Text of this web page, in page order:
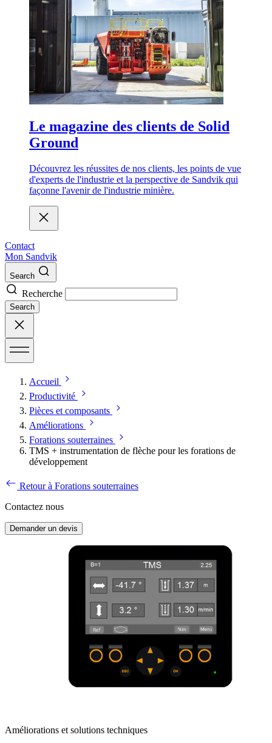
Le magazine des clients de Solid
Ground
Découvrez les réussites de nos clients, les points de vue
d'experts de l'industrie et la perspective de Sandvik qui
façonne l'avenir de l'industrie minière.
Contact
Mon Sandvik
Search
Recherche
Search
Accueil
Productivité
Pièces et composants
Améliorations
Forations souterraines
TMS + instrumentation de flèche pour les forations de
développement
Retour à Forations souterraines
Contactez nous
Demander un devis
Améliorations et solutions techniques